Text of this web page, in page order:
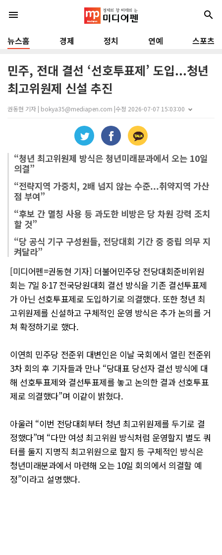
menu search
뉴스홈 경제 정치 연예 스포츠
민주, 전대 결선 ‘선호투표제’ 도입...청년
최고위원제 신설 추진
권동현 기자 | bokya35@mediapen.com |수정 2026-07-07 15:03:00
“청년 최고위원제 방식은 청년미래분과에서 오는 10일
의결”
“전략지역 가중치, 2배 넘지 않는 수준...취약지역 가산
점 부여”
“후보 간 멸칭 사용 등 과도한 비방은 당 차원 강력 조치
할 것”
“당 공식 기구 구성원들, 전당대회 기간 중 중립 의무 지
켜달라”
[미디어펜=권동현 기자] 더불어민주당 전당대회준비위원
회는 7일 8·17 전국당원대회 결선 방식을 기존 결선투표제
가 아닌 선호투표제로 도입하기로 의결했다. 또한 청년 최
고위원제를 신설하고 구체적인 운영 방식은 추가 논의를 거
쳐 확정하기로 했다.
이연희 민주당 전준위 대변인은 이날 국회에서 열린 전준위
3차 회의 후 기자들과 만나 “당대표 당선자 결선 방식에 대
해 선호투표제와 결선투표제를 놓고 논의한 결과 선호투표
제로 의결했다”며 이같이 밝혔다.
아울러 “이번 전당대회부터 청년 최고위원제를 두기로 결
정했다”며 “다만 여성 최고위원 방식처럼 운영할지 별도 쿼
터를 둘지 지명직 최고위원으로 할지 등 구체적인 방식은
청년미래분과에서 마련해 오는 10일 회의에서 의결할 예
정”이라고 설명했다.